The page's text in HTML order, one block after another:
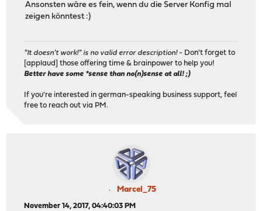
Ansonsten wäre es fein, wenn du die Server Konfig mal
zeigen könntest :)
"It doesn't work!" is no valid error description!- Don't forget to
[applaud] those offering time & brainpower to help you!
Better have some *sense than no(n)sense at all! ;)
If you're interested in german-speaking business support, feel
free to reach out via PM.
Marcel_75
November 14, 2017, 04:40:03 PM